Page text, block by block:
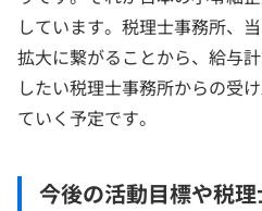
しています。税理士事務所、
拡大に繋がることから、給与
したい税理士事務所からの受
ていく予定です。
今後の活動目標や税